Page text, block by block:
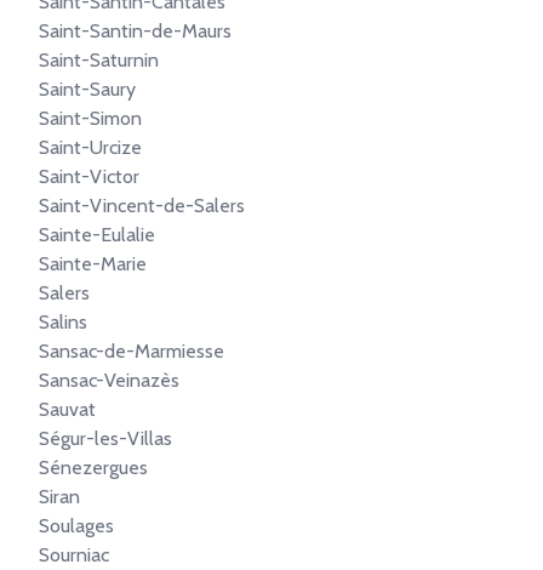
Saint-Santin-de-Maurs
Saint-Saturnin
Saint-Saury
Saint-Simon
Saint-Urcize
Saint-Victor
Saint-Vincent-de-Salers
Sainte-Eulalie
Sainte-Marie
Salers
Salins
Sansac-de-Marmiesse
Sansac-Veinazès
Sauvat
Ségur-les-Villas
Sénezergues
Siran
Soulages
Sourniac